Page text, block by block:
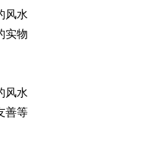
风水
实物
风水
善等